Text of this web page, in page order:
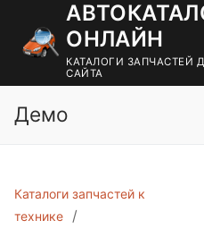
содержимому
ОНЛАЙН
КАТАЛОГИ ЗАПЧАСТЕЙ
САЙТА
Демо
Каталоги запчастей к
технике